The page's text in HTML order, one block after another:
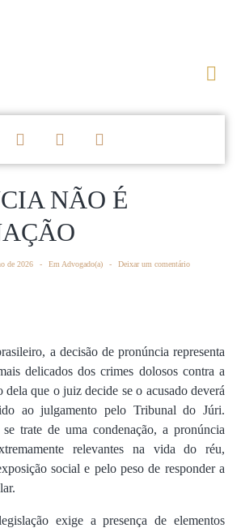
NÃO É
de 2026 Em Advogado(a) Deixar um comentário
a decisão de pronúncia representa
delicados dos crimes dolosos contra a
que o juiz decide se o acusado deverá
ao julgamento pelo Tribunal do Júri.
trate de uma condenação, a pronúncia
relevantes na vida do réu,
social e pelo peso de responder a
exige a presença de elementos